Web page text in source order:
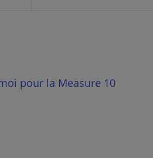
pour la Measure 10